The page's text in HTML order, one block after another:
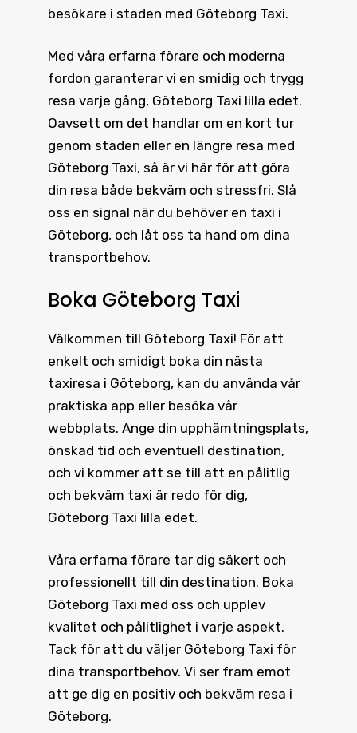
besökare i staden med Göteborg Taxi.
Med våra erfarna förare och moderna
fordon garanterar vi en smidig och trygg
resa varje gång, Göteborg Taxi lilla edet.
Oavsett om det handlar om en kort tur
genom staden eller en längre resa med
Göteborg Taxi, så är vi här för att göra
din resa både bekväm och stressfri. Slå
oss en signal när du behöver en taxi i
Göteborg, och låt oss ta hand om dina
transportbehov.
Boka Göteborg Taxi
Välkommen till Göteborg Taxi! För att
enkelt och smidigt boka din nästa
taxiresa i Göteborg, kan du använda vår
praktiska app eller besöka vår
webbplats. Ange din upphämtningsplats,
önskad tid och eventuell destination,
och vi kommer att se till att en pålitlig
och bekväm taxi är redo för dig,
Göteborg Taxi lilla edet.
Våra erfarna förare tar dig säkert och
professionellt till din destination. Boka
Göteborg Taxi med oss och upplev
kvalitet och pålitlighet i varje aspekt.
Tack för att du väljer Göteborg Taxi för
dina transportbehov. Vi ser fram emot
att ge dig en positiv och bekväm resa i
Göteborg.